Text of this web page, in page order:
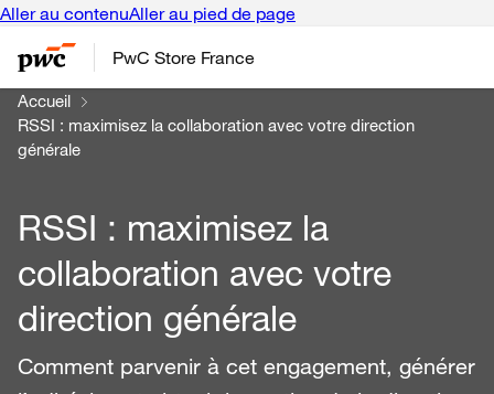
Aller au contenuAller au pied de page
PwC Store France
Accueil
RSSI : maximisez la collaboration avec votre direction
générale
RSSI : maximisez la
collaboration avec votre
direction générale
Comment parvenir à cet engagement, générer